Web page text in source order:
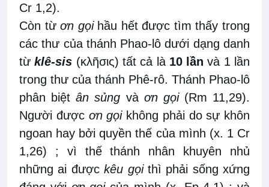
Cr 1,2).
Còn từơn gọi hầu hết được tìm thấy trong
các thư của thánh Phao-lô dưới dạng danh
từklê-sis (κλῆσις) tất cả là 10 lần và 1 lần
trong thư của thánh Phê-rô. Thánh Phao-lô
phân biệtân sủng và ơn gọi (Rm 11,29).
Người được ơn gọikhông phải do sự khôn
ngoan hay bởi quyền thế của mình (x. 1 Cr
1,26) ; vì thế thánh nhân khuyên nhủ
những ai đượckêu gọithì phải sống xứng